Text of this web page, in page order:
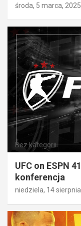
środa, 5 marca, 2025
Bez kategorii
UFC on ESPN
konferencja
niedziela, 14